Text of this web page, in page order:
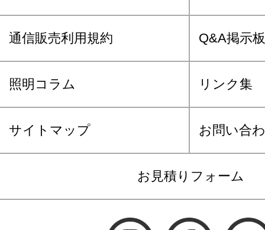
通信販売利用規約 Q&A掲示板
照明コラム リンク集
サイトマップ お問い合
お見積りフォーム